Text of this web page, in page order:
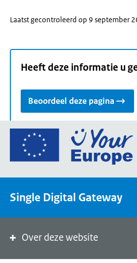
Laatst gecontroleerd op 9 september
Heeft deze informatie u
Beoordeel deze pagina
Ga
de
Single Digital Gateway
Over deze website